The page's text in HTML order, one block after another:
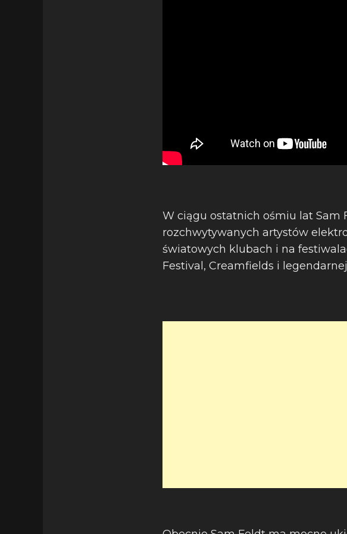
W ciągu ostatnich ośmiu lat Sam
rozchwytywanych artystów
światowych klubach i na
Festival, Creamfields i